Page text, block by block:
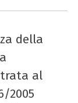
della
al
2005